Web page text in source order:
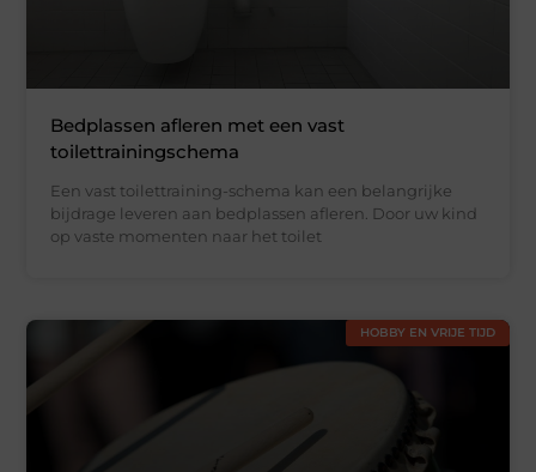
Bedplassen afleren met een vast
toilettrainingschema
Een vast toilettraining-schema kan een belangrijke
bijdrage leveren aan bedplassen afleren. Door uw kind
op vaste momenten naar het toilet
HOBBY EN VRIJE TIJD